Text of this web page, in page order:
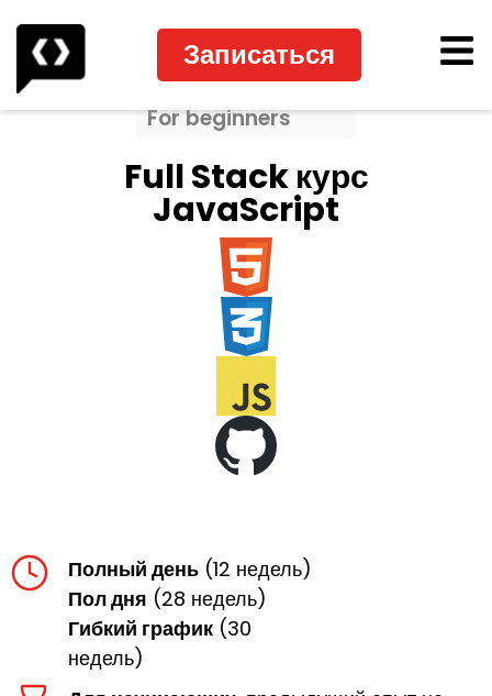
Записаться
For beginners
Full Stack курс
JavaScript
Полный день(12 недель)
Пол дня (28 недель)
Гибкий график(30
недель)